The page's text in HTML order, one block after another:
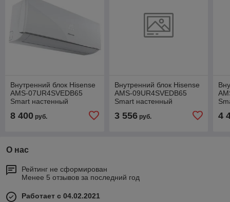
Внутренний блок Hisense
AМS-07UR4SVEDB65
Smart настенный
8 400 руб.
Внутренний блок Hisense
AМS-09UR4SVEDB65
Smart настенный
3 556руб. 4
О нас
Рейтинг не сформирован
Менее 5 отзывов за последний год
Работает с 04.02.2021